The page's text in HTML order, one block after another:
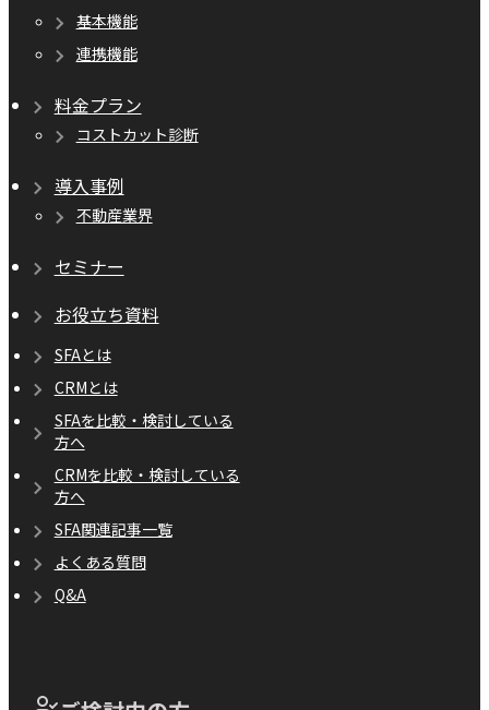
基本機能
連携機能
料金プラン
コストカット診断
導入事例
不動産業界
セミナー
お役立ち資料
SFAとは
CRMとは
SFAを比較・検討している
方へ
CRMを比較・検討している
方へ
SFA関連記事一覧
よくある質問
Q&A